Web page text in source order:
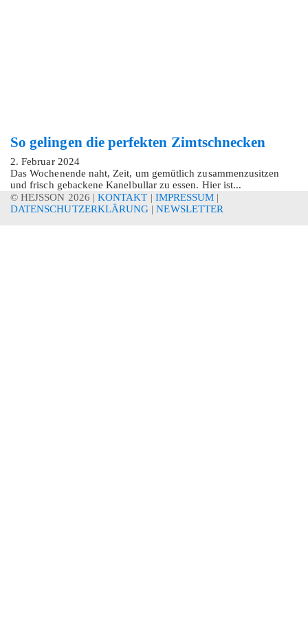
So gelingen die perfekten Zimtschnecken
2. Februar 2024
Das Wochenende naht, Zeit, um gemütlich zusammenzusitzen
und frisch gebackene Kanelbullar zu essen. Hier ist...
© HEJSSON 2026 |KONTAKT | IMPRESSUM |
DATENSCHUTZERKLÄRUNG |NEWSLETTER